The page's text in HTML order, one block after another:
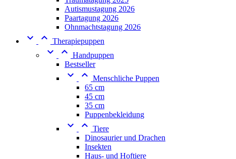
Autismustagung 2026
Paartagung 2026
Ohnmachtstagung 2026
  Therapiepuppen
  Handpuppen
Bestseller
  Menschliche Puppen
65 cm
45 cm
35 cm
Puppenbekleidung
  Tiere
Dinosaurier und Drachen
Insekten
Haus- und Hoftiere